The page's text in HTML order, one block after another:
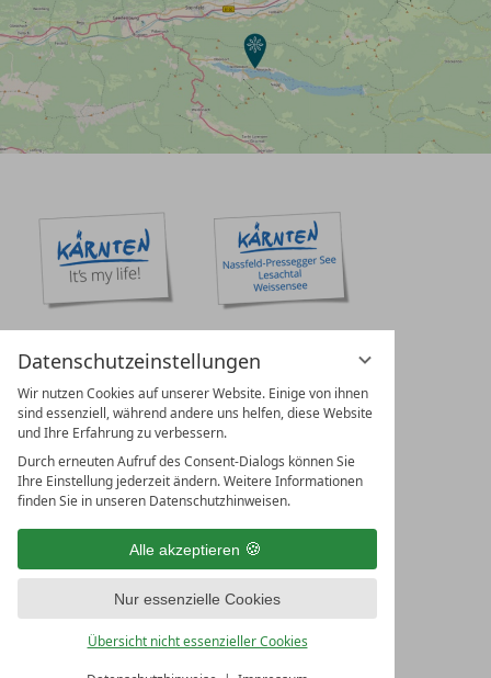
Datenschutzeinstellungen
Wir nutzen Cookies auf unserer Website. Einige von ihnen
sind essenziell, während andere uns helfen, diese Website
und Ihre Erfahrung zu verbessern.
Durch erneuten Aufruf des Consent-Dialogs können Sie
Ihre Einstellung jederzeit ändern. Weitere Informationen
finden Sie in unseren Datenschutzhinweisen.
Alle akzeptieren
Nur essenzielle Cookies
Übersicht nicht essenzieller Cookies